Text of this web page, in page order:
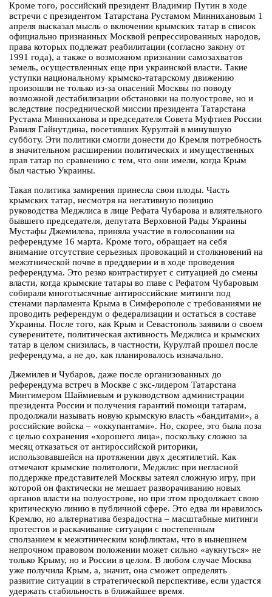
Кроме того, российский президент Владимир Путин в ходе
встречи с президентом Татарстана Рустамом Миннихановым 1
апреля высказал мысль о включении крымских татар в список
официально признанных Москвой репрессированных народов,
права которых подлежат реабилитации (согласно закону от
1991 года), а также о возможном признании самозахватов
земель, осуществленных еще при украинской власти. Такие
уступки национальному крымско-татарскому движению
произошли не только из-за опасений Москвы по поводу
возможной дестабилизации обстановки на полуострове, но и
вследствие посреднической миссии президента Татарстана
Рустама Минниханова и председателя Совета Муфтиев России
Равиля Гайнутдина, посетивших Курултай в минувшую
субботу. Эти политики смогли донести до Кремля потребность
в значительном расширении политических и имущественных
прав татар по сравнению с тем, что они имели, когда Крым
был частью Украины.
Такая политика замирения принесла свои плоды. Часть
крымских татар, несмотря на негативную позицию
руководства Меджлиса в лице Рефата Чубарова и влиятельного
бывшего председателя, депутата Верховной Рады Украины
Мустафы Джемилева, приняла участие в голосовании на
референдуме 16 марта. Кроме того, обращает на себя
внимание отсутствие серьезных провокаций и столкновений на
межэтнической почве в преддверии и в ходе проведения
референдума. Это резко контрастирует с ситуацией до смены
власти, когда крымские татары во главе с Рефатом Чубаровым
собирали многотысячные антироссийские митинги под
стенами парламента Крыма в Симферополе с требованиями не
проводить референдум о федерализации и остаться в составе
Украины. После того, как Крым и Севастополь заявили о своем
суверенитете, политическая активность Меджлиса и крымских
татар в целом снизилась, в частности, Курултай прошел после
референдума, а не до, как планировалось изначально.
Джемилев и Чубаров, даже после организованных до
референдума встреч в Москве с экс-лидером Татарстана
Минтимером Шаймиевым и руководством администрации
президента России и получения гарантий помощи татарам,
продолжали называть новую крымскую власть «бандитами», а
российские войска – «оккупантами». Но, скорее, это была поза
с целью сохранения «хорошего лица», поскольку сложно за
месяц отказаться от антироссийской риторики,
использовавшейся на протяжении двух десятилетий. Как
отмечают крымские политологи, Меджлис при негласной
поддержке представителей Москвы затеял сложную игру, при
которой он фактически не мешает разворачиванию новых
органов власти на полуострове, но при этом продолжает свою
критическую линию в публичной сфере. Это едва ли нравилось
Кремлю, но альтернатива безрадостна – масштабные митинги
протестов и раскачивание ситуации с постепенным
сползанием к межэтническим конфликтам, что в нынешнем
непрочном правовом положении может сильно «аукнуться» не
только Крыму, но и России в целом. В любом случае Москва
уже получила Крым, а, значит, она сможет определять
развитие ситуации в стратегической перспективе, если удастся
удержать стабильность в ближайшее время.